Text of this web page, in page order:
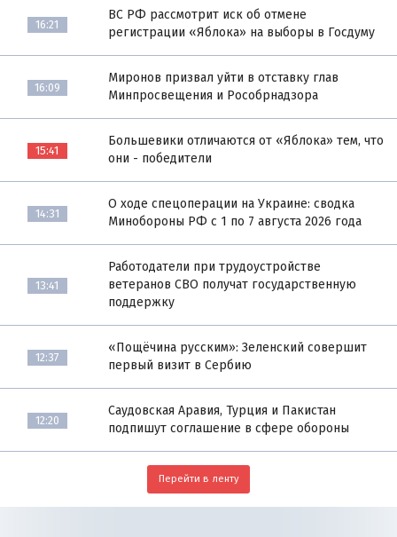
16:21
ВС РФ рассмотрит иск об отмене
регистрации «Яблока» на выборы в Госдуму
16:09
Миронов призвал уйти в отставку глав
Минпросвещения и Рособрнадзора
15:41
Большевики отличаются от «Яблока» тем, что
они - победители
14:31
О ходе спецоперации на Украине: сводка
Минобороны РФ с 1 по 7 августа 2026 года
13:41
Работодатели при трудоустройстве
ветеранов СВО получат государственную
поддержку
12:37
«Пощёчина русским»: Зеленский совершит
первый визит в Сербию
12:20
Саудовская Аравия, Турция и Пакистан
подпишут соглашение в сфере обороны
Перейти в ленту